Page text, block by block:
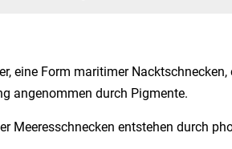
eine Form maritimer
angenommen durch Pigmente.
Meeresschnecken entstehen durch